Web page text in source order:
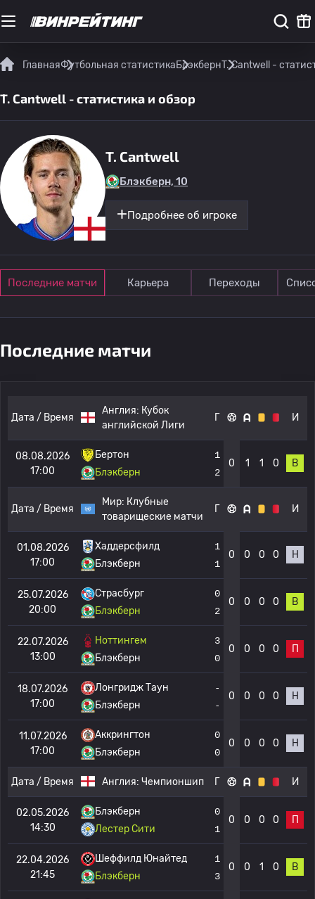
ГлавнаяФутбольная статистикаБлэкбернT. Cantwell -
T. Cantwell - статистика и обзор
T. Cantwell
Блэкберн, 10
Подробнее об игроке
Последние матчи Карьера Переходы
Последние матчи
Дата / Время
Англия: Кубок
английской Лиги
Г И
08.08.2026
17:00
Бертон
Блэкберн
1
2
0 1 1 0 В
Дата / Время
Мир: Клубные
товарищеские матчи
Г И
01.08.2026
17:00
Хаддерсфилд
Блэкберн
1
1
0 0 0 0 Н
25.07.2026
20:00
Страсбург
Блэкберн
0
2
0 0 0 0 В
22.07.2026
13:00
Ноттингем
Блэкберн
3
0
0 0 0 0 П
18.07.2026
17:00
Лонгридж Таун
Блэкберн
-
-
0 0 0 0 Н
11.07.2026
17:00
Аккрингтон
Блэкберн
0
0
0 0 0 0 Н
Дата / Время Англия: Чемпионшип Г И
02.05.2026
14:30
Блэкберн
Лестер Сити
0
1
0 0 0 0 П
22.04.2026
21:45
Шеффилд Юнайтед
Блэкберн
1
3
0 0 1 0 В